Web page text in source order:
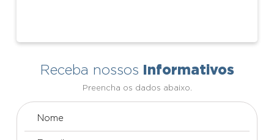
Receba nossos Informativos
Preencha os dados abaixo.